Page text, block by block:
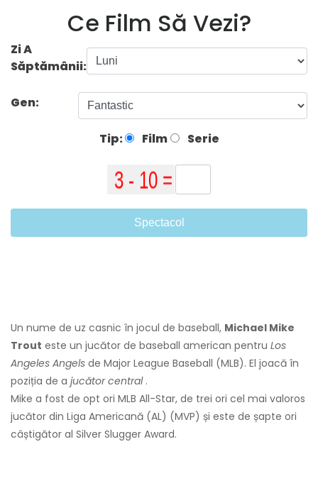
Ce Film Să Vezi?
Zi A
Săptămânii:
Gen:
Tip: Film Serie
Spectacol
Un nume de uz casnic în jocul de baseball, Michael Mike
Trout este un jucător de baseball american pentru Los
Angeles Angels de Major League Baseball (MLB). El joacă în
poziția de a jucător central.
Mike a fost de opt ori MLB All-Star, de trei ori cel mai valoros
jucător din Liga Americană (AL) (MVP) și este de șapte ori
câștigător al Silver Slugger Award.